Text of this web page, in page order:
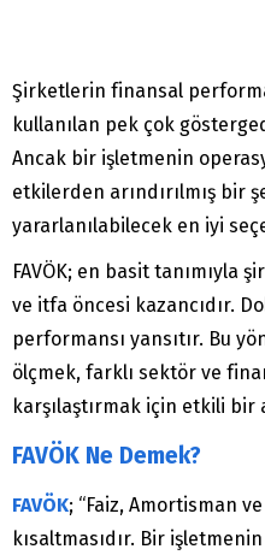
Şirketlerin finansal
kullanılan pek çok
Ancak bir işletmenin
etkilerden arındırılmış bir
yararlanılabilecek en iyi
FAVÖK; en basit tanımıyla
ve itfa öncesi kazancıdır.
performansı yansıtır. Bu
ölçmek, farklı sektör ve
karşılaştırmak için etkili bir
FAVÖK Ne Demek?
FAVÖK; “Faiz, Amortisman
kısaltmasıdır. Bir